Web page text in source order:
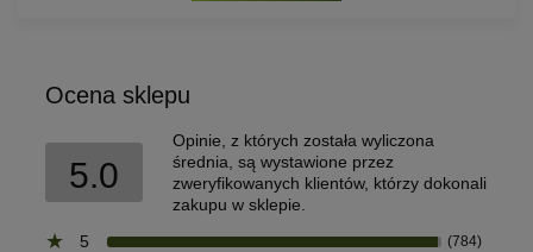
Ocena sklepu
5.0
Opinie, z których została wyliczona
średnia, są wystawione przez
zweryfikowanych klientów, którzy dokonali
zakupu w sklepie.
5
(784)